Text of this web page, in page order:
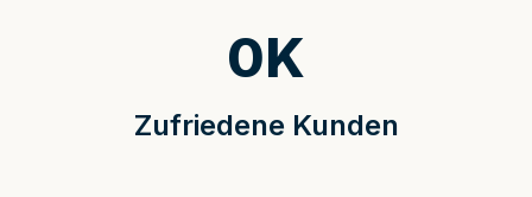
Zufriedene Kunden
0K